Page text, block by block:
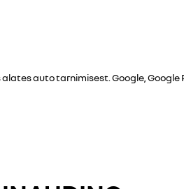
auto tarnimisest. Google,